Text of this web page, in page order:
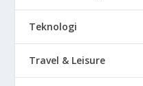
Teknologi
Travel & Leisure